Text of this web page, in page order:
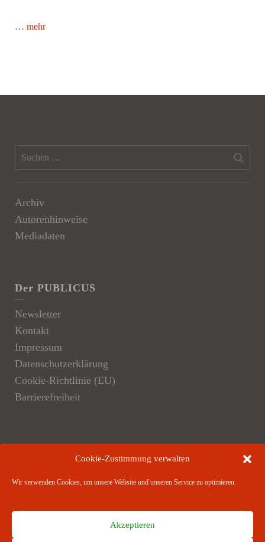
Cookie-Zustimmung verwalten
Wir verwenden Cookies, um unsere Website und unseren Service zu optimieren.
Akzeptieren
… mehr
Archiv
Autorenhinweise
Mediadaten
Der PUBLICUS
Newsletter
Kontakt
Impressum
Datenschutzerklärung
Cookie-Richtlinie (EU)
Barrierefreiheit